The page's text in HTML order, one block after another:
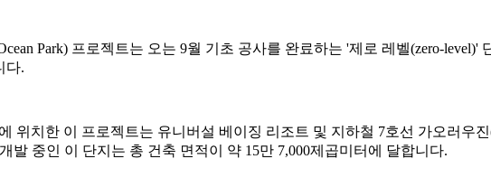
Park) 프로젝트는 오는 9월 기초 공사를 완료하는 '제로 레벨(zero-level)'
다.
위치한 이 프로젝트는 유니버설 베이징 리조트 및 지하철 7호선 가오러우
발 중인 이 단지는 총 건축 면적이 약 15만 7,000제곱미터에 달합니다.